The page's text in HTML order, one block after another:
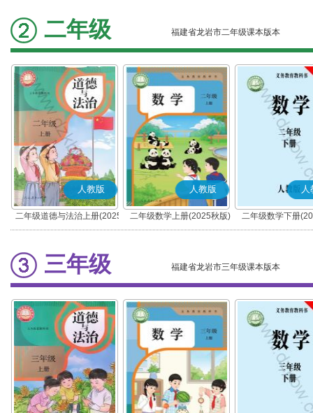
二年级 福建省龙岩市二年级课本版本
人教版
二年级道德与法治上册(2025
秋版)(部编版)
人教版
二年级数学上册(2025秋版)
人
二年级数学下册
三年级 福建省龙岩市三年级课本版本